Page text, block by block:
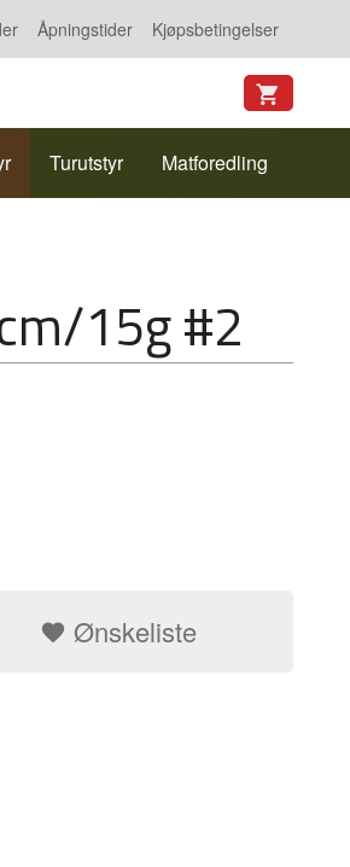
Åpningstider Kjøpsbetingelser
Turutstyr Matforedling
15g #2
Ønskeliste